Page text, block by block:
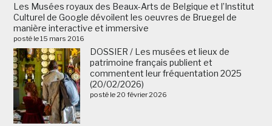
Les Musées royaux des Beaux-Arts de Belgique et l’Institut
Culturel de Google dévoilent les oeuvres de Bruegel de
manière interactive et immersive
posté le 15 mars 2016
DOSSIER / Les musées et lieux de
patrimoine français publient et
commentent leur fréquentation 2025
(20/02/2026)
posté le 20 février 2026